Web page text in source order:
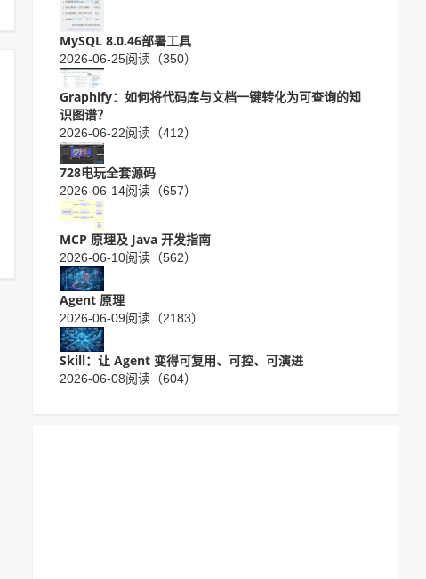
MySQL 8.0.46部署工具
2026-06-25阅读（350）
Graphify：如何将代码库与文档一键转化为可查询的知
识图谱？
2026-06-22阅读（412）
728电玩全套源码
2026-06-14阅读（657）
MCP 原理及 Java 开发指南
2026-06-10阅读（562）
Agent 原理
2026-06-09阅读（2183）
Skill：让 Agent 变得可复用、可控、可演进
2026-06-08阅读（604）